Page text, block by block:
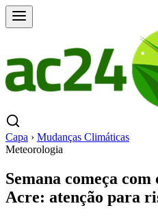
Capa › Mudanças Climáticas
Meteorologia
Semana começa com
Acre: atenção para